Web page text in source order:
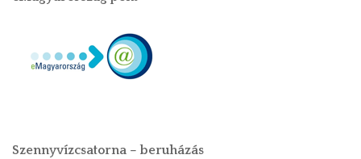
Szennyvízcsatorna – beruházás